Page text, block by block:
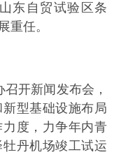
东自贸试验区条
重任。
开新闻发布会，
型基础设施布局
度，力争年内青
丹机场竣工试运